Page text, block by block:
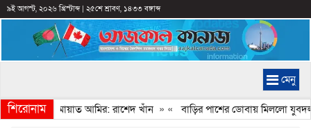
৯ই আগস্ট, ২০২৬ খ্রিস্টাব্দ| ২৫শে শ্রাবণ, ১৪৩৩ বঙ্গাব্দ
মেনু
শিরোনাম
করেন জামায়াত আমির: রাশেদ খাঁন » « বাড়ির পাশের ডোবায় মিললো যুবদল